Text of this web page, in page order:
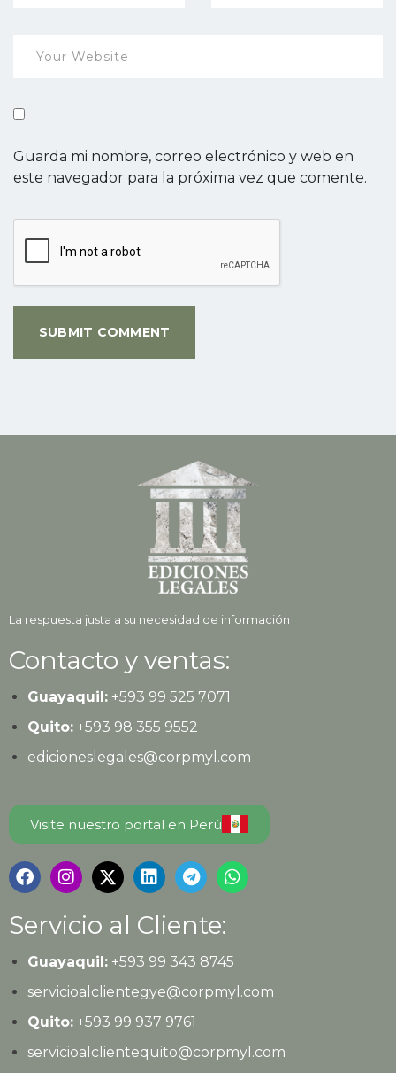
Guarda mi nombre, correo electrónico y web en
este navegador para la próxima vez que comente.
La respuesta justa a su necesidad de información
Contacto y ventas:
Guayaquil:+593 99 525 7071
Quito:+593 98 355 9552
edicioneslegales@corpmyl.com
Visite nuestro portal en Perú
Servicio al Cliente:
Guayaquil:+593 99 343 8745
servicioalclientegye@corpmyl.com
Quito:+593 99 937 9761
servicioalclientequito@corpmyl.com